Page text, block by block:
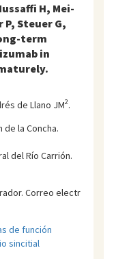
H, Mei-
P, Steuer G,
term
in
de Llano JM2.
la Concha.
del Río Carrión.
Correo electr
de función
sincitial